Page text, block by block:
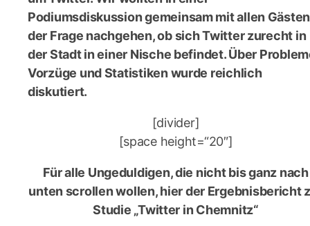
Podiumsdiskussion gemeinsam mit allen Gästen
der Frage nachgehen, ob sich Twitter zurecht in
der Stadt in einer Nische befindet. Über
Vorzüge und Statistiken wurde reichlich
diskutiert.
[divider]
[space height=“20″]
Für alle Ungeduldigen, die nicht bis ganz nach
unten scrollen wollen, hier der Ergebnisbericht
Studie „Twitter in Chemnitz“